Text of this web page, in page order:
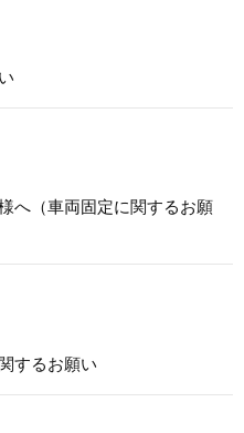
へ（車両固定に関するお願
するお願い